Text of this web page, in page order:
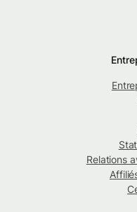
Relations